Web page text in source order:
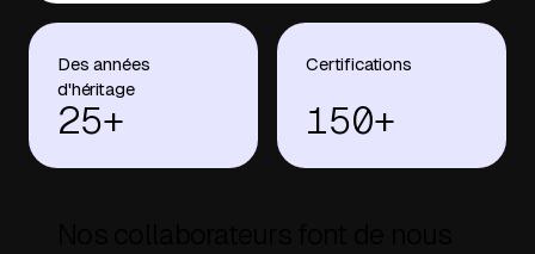
Des années
d'héritage
25+
Certifications
150+